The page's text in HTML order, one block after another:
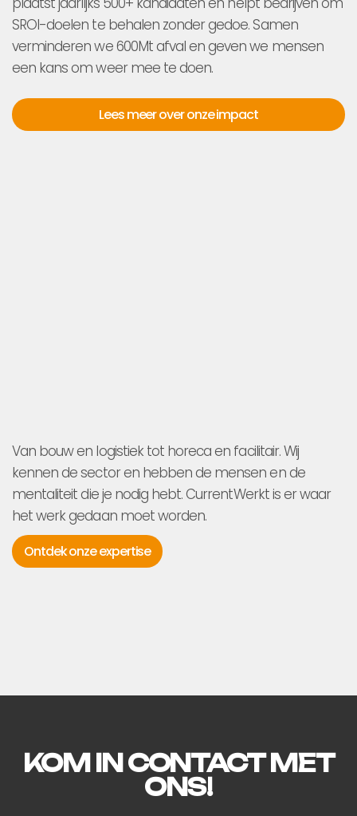
SROI-doelen te behalen zonder gedoe. Samen
verminderen we 600Mt afval en geven we mensen
een kans om weer mee te doen.
Lees meer over onze impact
Van bouw en logistiek tot horeca en facilitair. Wij
kennen de sector en hebben de mensen en de
mentaliteit die je nodig hebt. CurrentWerkt is er waar
het werk gedaan moet worden.
Ontdek onze expertise
KOM IN CONTACT MET
ONS!